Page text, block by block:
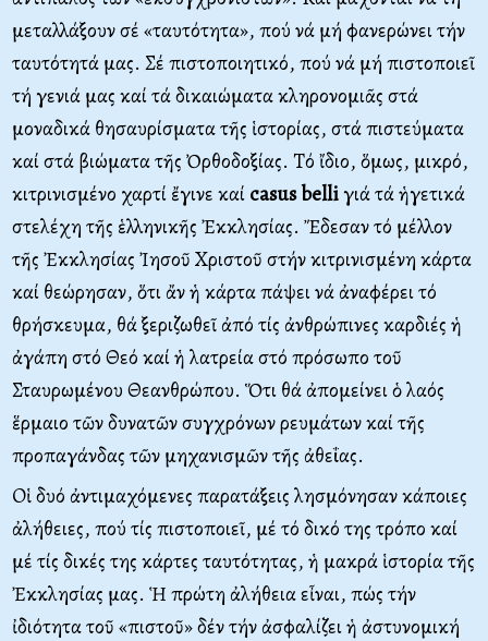
μεταλλάξουν σέ «ταυτότητα», πού νά μή φανερώνει τήν
ταυτότητά μας. Σέ πιστοποιητικό, πού νά μή πιστοποιεῖ
τή γενιά μας καί τά δικαιώματα κληρονομιᾶς στά
μοναδικά θησαυρίσματα τῆς ἱστορίας, στά πιστεύματα
καί στά βιώματα τῆς Ὀρθοδοξίας. Tό ἴδιο, ὅμως, μικρό,
κιτρινισμένο χαρτί ἔγινε καί casus belliγιά τά ἡγετικά
στελέχη τῆς ἑλληνικῆς Ἐκκλησίας. Ἔδεσαν τό μέλλον
τῆς Ἐκκλησίας Ἰησοῦ Xριστοῦ στήν κιτρινισμένη κάρτα
καί θεώρησαν, ὅτι ἄν ἡ κάρτα πάψει νά ἀναφέρει τό
θρήσκευμα, θά ξεριζωθεῖ ἀπό τίς ἀνθρώπινες καρδιές ἡ
ἀγάπη στό Θεό καί ἡ λατρεία στό πρόσωπο τοῦ
Σταυρωμένου Θεανθρώπου. Ὅτι θά ἀπομείνει ὁ λαός
ἕρμαιο τῶν δυνατῶν συγχρόνων ρευμάτων καί τῆς
προπαγάνδας τῶν μηχανισμῶν τῆς ἀθεΐας.
Oἱ δυό ἀντιμαχόμενες παρατάξεις λησμόνησαν κάποιες
ἀλήθειες, πού τίς πιστοποιεῖ, μέ τό δικό της τρόπο καί
μέ τίς δικές της κάρτες ταυτότητας, ἡ μακρά ἱστορία τῆς
Ἐκκλησίας μας. Ἡ πρώτη ἀλήθεια εἶναι, πώς τήν
ἰδιότητα τοῦ «πιστοῦ» δέν τήν ἀσφαλίζει ἡ ἀστυνομική